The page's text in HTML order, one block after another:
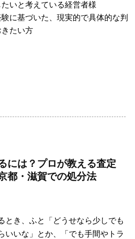
いと考えている経営者様
に基づいた、現実的で具体的な判
たい方
には？プロが教える査定
都・滋賀での処分法
とき、ふと「どうせなら少しでも
いいな」とか、「でも手間やトラ